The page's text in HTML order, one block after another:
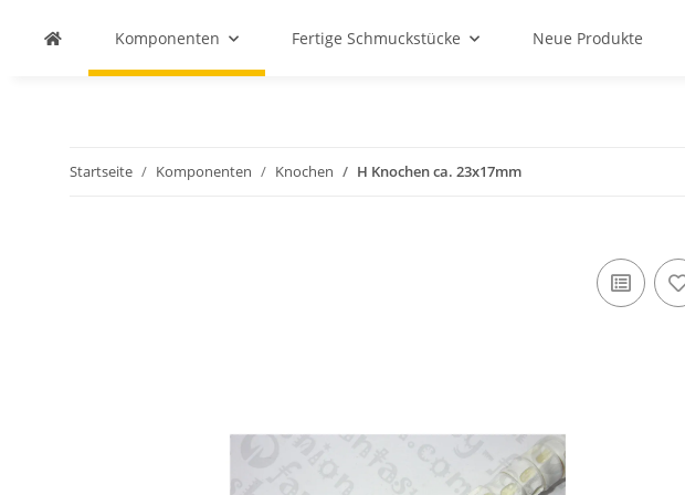
Komponenten Fertige Schmuckstücke Neue Produkte
Startseite Komponenten Knochen H Knochen ca. 23x17mm